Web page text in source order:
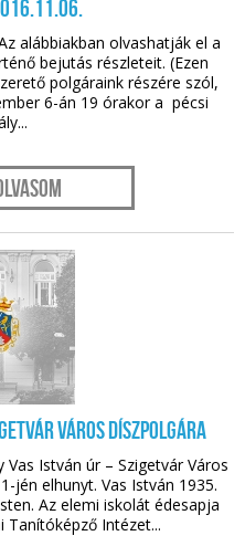
alábbiakban olvashatják el a
bejutás részleteit. (Ezen
polgáraink részére szól,
6-án 19 órakor a pécsi
Város Díszpolgára
István úr – Szigetvár Város
jén elhunyt. Vas István 1935.
Az elemi iskolát édesapja
Tanítóképző Intézet...